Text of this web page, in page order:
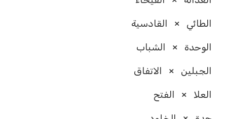
الطائي × القادسية
الوحدة × الشباب
الجبلين × الاتفاق
العلا × الفتح